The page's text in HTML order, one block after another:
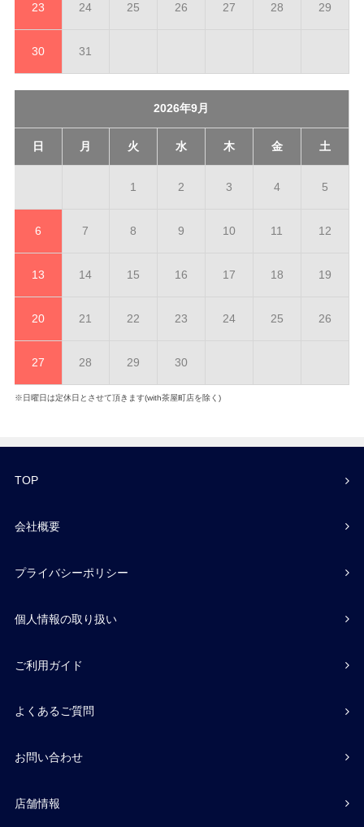
23 24 25 26 27 28 29
30 31
2026年9月
日 月 火 水 木 金 土
1 2 3 4 5
6 7 8 9 10 11 12
13 14 15 16 17 18 19
20 21 22 23 24 25 26
27 28 29 30
※日曜日は定休日とさせて頂きます(with茶屋町店を除く)
TOP
会社概要
プライバシーポリシー
個人情報の取り扱い
ご利用ガイド
よくあるご質問
お問い合わせ
店舗情報